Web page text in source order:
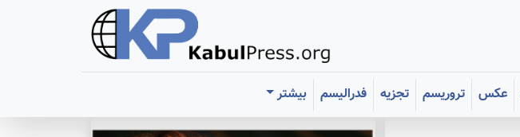
عکس تروریسم تجزیه فدرالیسم
بیشتر